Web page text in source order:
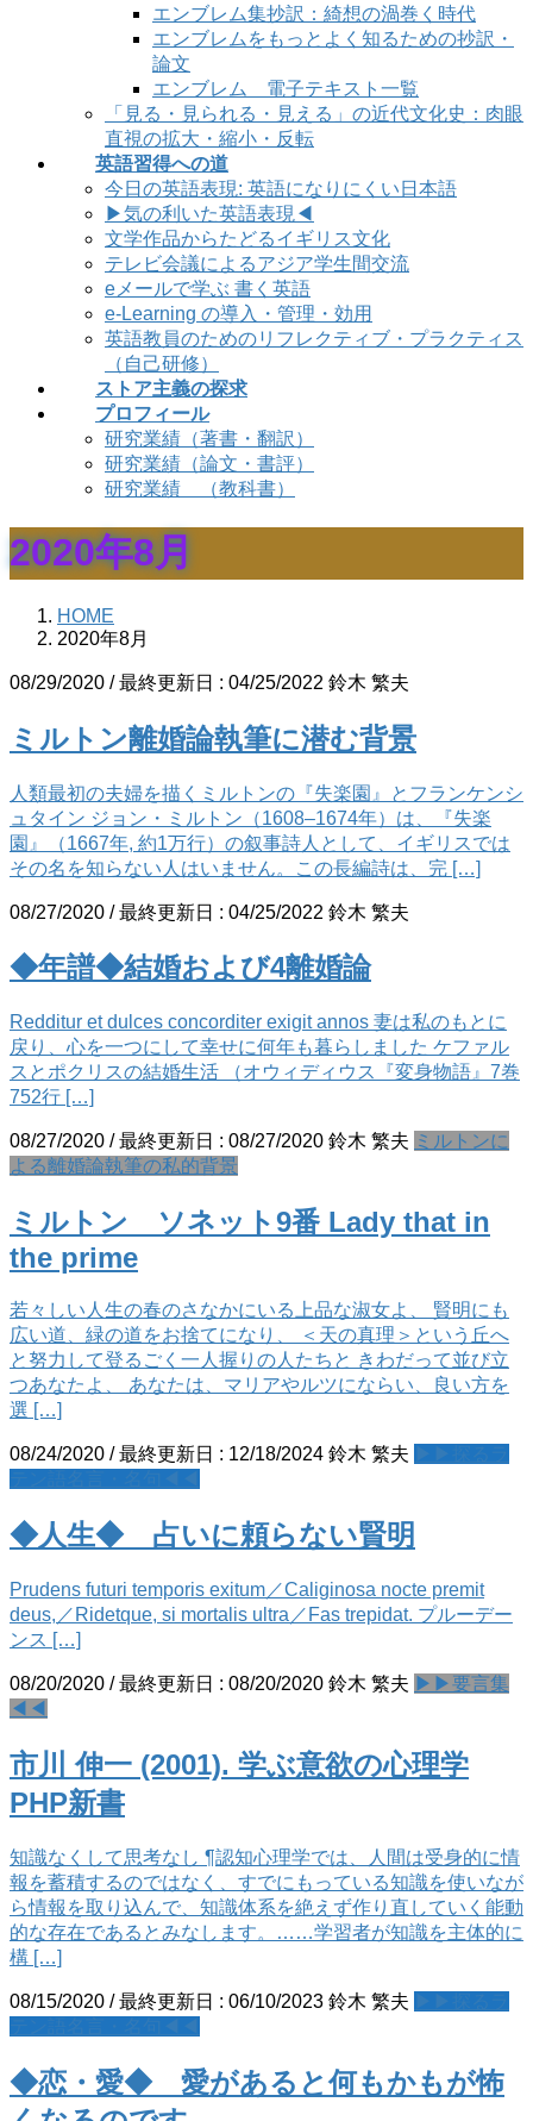
エンブレム集抄訳：綺想の渦巻く時代
エンブレムをもっとよく知るための抄訳・
論文
エンブレム 電子テキスト一覧
「見る・見られる・見える」の近代文化史：肉眼
直視の拡大・縮小・反転
英語習得への道
今日の英語表現: 英語になりにくい日本語
▶気の利いた英語表現◀
文学作品からたどるイギリス文化
テレビ会議によるアジア学生間交流
eメールで学ぶ 書く英語
e-Learning の導入・管理・効用
英語教員のためのリフレクティブ・プラクティス
（自己研修）
ストア主義の探求
プロフィール
研究業績（著書・翻訳）
研究業績（論文・書評）
研究業績 （教科書）
2020年8月
HOME
2020年8月
08/29/2020 / 最終更新日 : 04/25/2022 鈴木 繁夫
ミルトン離婚論執筆に潜む背景
人類最初の夫婦を描くミルトンの『失楽園』とフランケンシ
ュタイン ジョン・ミルトン（1608–1674年）は、『失楽
園』（1667年, 約1万行）の叙事詩人として、イギリスでは
その名を知らない人はいません。この長編詩は、完 […]
08/27/2020 / 最終更新日 : 04/25/2022 鈴木 繁夫
◆年譜◆結婚および4離婚論
Redditur et dulces concorditer exigit annos 妻は私のもとに
戻り、心を一つにして幸せに何年も暮らしました ケファル
スとポクリスの結婚生活 （オウィディウス『変身物語』7巻
752行 […]
08/27/2020 / 最終更新日 : 08/27/2020 鈴木 繁夫 ミルトンに
よる離婚論執筆の私的背景
ミルトン ソネット9番 Lady that in
the prime
若々しい人生の春のさなかにいる上品な淑女よ、 賢明にも
広い道、緑の道をお捨てになり、 ＜天の真理＞という丘へ
と努力して登るごく一人握りの人たちと きわだって並び立
つあなたよ、 あなたは、マリアやルツにならい、良い方を
選 […]
08/24/2020 / 最終更新日 : 12/18/2024 鈴木 繁夫
◆人生◆ 占いに頼らない賢明
Prudens futuri temporis exitum／Caliginosa nocte premit
deus,／Ridetque, si mortalis ultra／Fas trepidat. プルーデー
ンス […]
08/20/2020 / 最終更新日 : 08/20/2020 鈴木 繁夫 ▶▶要言集
◀◀
市川 伸一 (2001). 学ぶ意欲の心理学
PHP新書
知識なくして思考なし ¶認知心理学では、人間は受身的に情
報を蓄積するのではなく、すでにもっている知識を使いなが
ら情報を取り込んで、知識体系を絶えず作り直していく能動
的な存在であるとみなします。……学習者が知識を主体的に
構 […]
08/15/2020 / 最終更新日 : 06/10/2023 鈴木 繁夫
◆恋・愛◆ 愛があると何もかもが怖